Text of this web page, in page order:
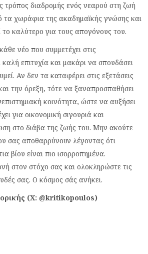
τρόπος διαδρομής ενός νεαρού στη ζωή
τα χωράφια της ακαδημαϊκής γνώσης και
το καλύτερο για τους απογόνους του.
νέο που συμμετέχει στις
επιτυχία και μακάρι να σπουδάσει
Αν δεν τα καταφέρει στις εξετάσεις
και την όρεξη, τότε να ξαναπροσπαθήσει
κοινότητα, ώστε να αυξήσει
για οικονομική σιγουριά και
στο διάβα της ζωής του. Μην ακούτε
σας αποθαρρύνουν λέγοντας ότι
βίου είναι πιο ισορροπημένα.
στον στόχο σας και ολοκληρώστε τις
σας. Ο κόσμος σάς ανήκει.
(X: @kritikopoulos)